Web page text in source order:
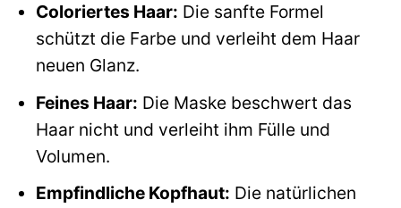
Coloriertes Haar: Die sanfte Formel
schützt die Farbe und verleiht dem Haar
neuen Glanz.
Feines Haar: Die Maske beschwert das
Haar nicht und verleiht ihm Fülle und
Volumen.
Empfindliche Kopfhaut: Die natürlichen